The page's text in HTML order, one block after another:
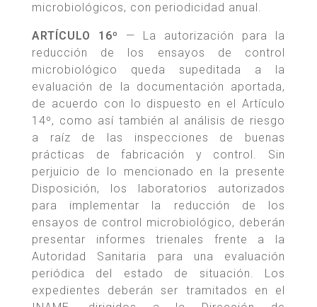
microbiológicos, con periodicidad anual.
ARTÍCULO 16º
— La autorización para la
reducción de los ensayos de control
microbiológico queda supeditada a la
evaluación de la documentación aportada,
de acuerdo con lo dispuesto en el Artículo
14º, como así también al análisis de riesgo
a raíz de las inspecciones de buenas
prácticas de fabricación y control. Sin
perjuicio de lo mencionado en la presente
Disposición, los laboratorios autorizados
para implementar la reducción de los
ensayos de control microbiológico, deberán
presentar informes trienales frente a la
Autoridad Sanitaria para una evaluación
periódica del estado de situación. Los
expedientes deberán ser tramitados en el